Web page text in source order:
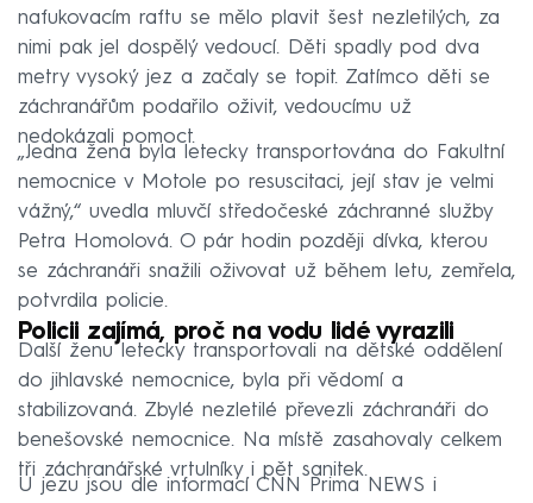
nafukovacím raftu se mělo plavit šest nezletilých, za
nimi pak jel dospělý vedoucí. Děti spadly pod dva
metry vysoký jez a začaly se topit. Zatímco děti se
záchranářům podařilo oživit, vedoucímu už
nedokázali pomoct.
„Jedna žena byla letecky transportována do Fakultní
nemocnice v Motole po resuscitaci, její stav je velmi
vážný,“ uvedla mluvčí středočeské záchranné služby
Petra Homolová. O pár hodin později dívka, kterou
se záchranáři snažili oživovat už během letu, zemřela,
potvrdila policie.
Policii zajímá, proč na vodu lidé vyrazili
Další ženu letecky transportovali na dětské oddělení
do jihlavské nemocnice, byla při vědomí a
stabilizovaná. Zbylé nezletilé převezli záchranáři do
benešovské nemocnice. Na místě zasahovaly celkem
tři záchranářské vrtulníky i pět sanitek.
U jezu jsou dle informací CNN Prima NEWS i